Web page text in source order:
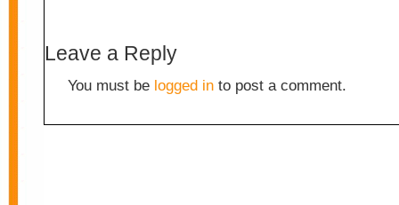
Leave a Reply
You must be logged in to post a comment.